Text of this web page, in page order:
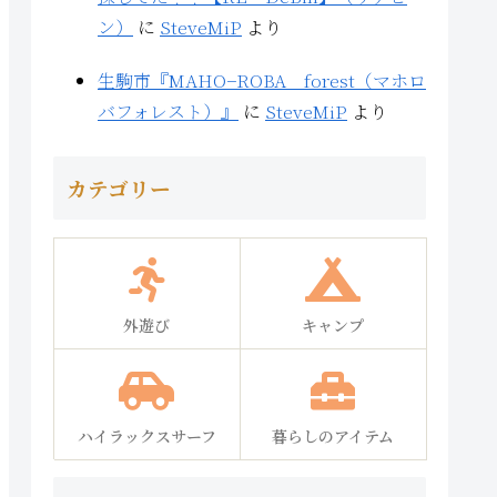
ン）
に SteveMiP より
生駒市『MAHO−ROBA forest（マホロ
バフォレスト）』
に SteveMiP より
カテゴリー
外遊び キャンプ
ハイラックスサーフ 暮らしのアイテム